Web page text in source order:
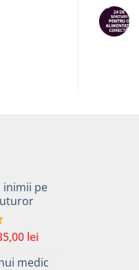
inimii pe
leiPrețul
este:
medic